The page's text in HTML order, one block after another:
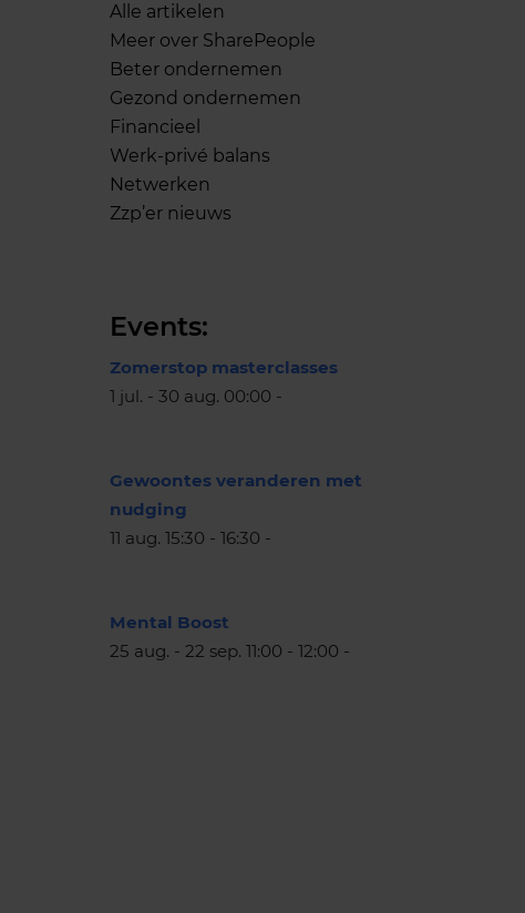
Alle artikelen
Meer over SharePeople
Beter ondernemen
Gezond ondernemen
Financieel
Werk-privé balans
Netwerken
Zzp’er nieuws
Events:
Zomerstop masterclasses
1 jul. - 30 aug. 00:00 -
Gewoontes veranderen met
nudging
11 aug. 15:30 - 16:30 -
Mental Boost
25 aug. - 22 sep. 11:00 - 12:00 -